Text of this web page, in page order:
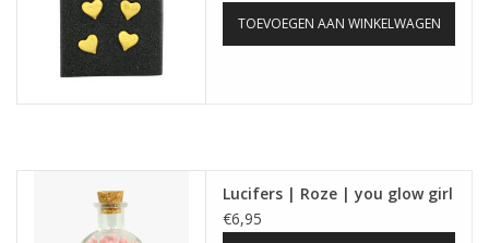
TOEVOEGEN AAN WINKELWAGEN
Lucifers | Roze | you glow girl
€6,95